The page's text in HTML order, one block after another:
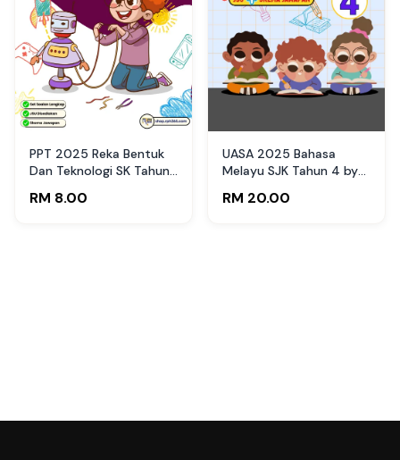
PPT 2025 Reka Bentuk
Dan Teknologi SK Tahun
Murid)
RM 8.00
UASA 2025 Bahasa
Melayu SJK Tahun 4 by
RM 20.00